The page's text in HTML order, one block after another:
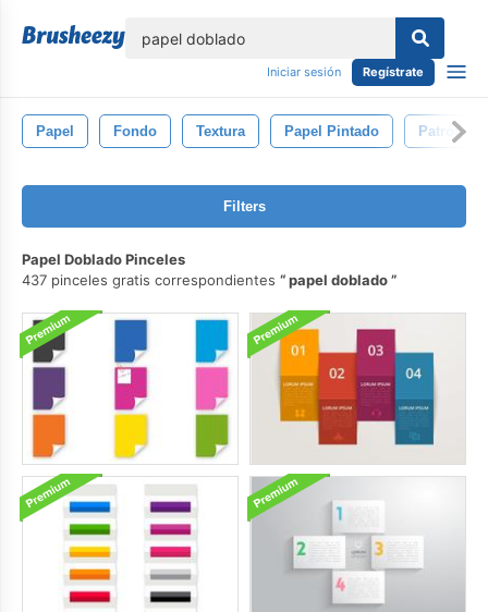
Iniciar sesión Regístrate
Papel Fondo Textura Papel Pintado Patrón
Filters
Papel Doblado Pinceles
437 pinceles gratis correspondientes
papel doblado